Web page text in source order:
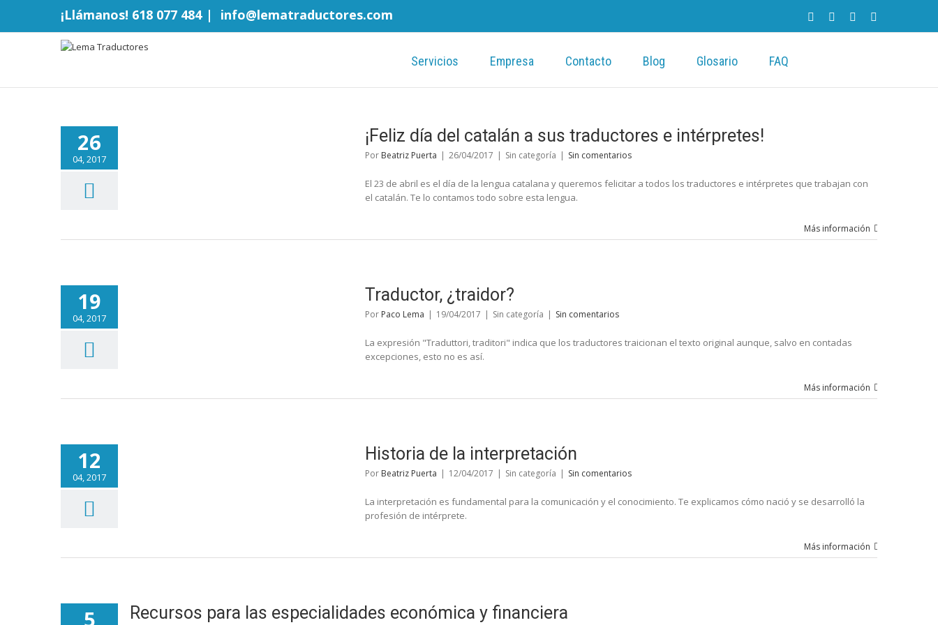
¡Llámanos! 618 077 484 | info@lematraductores.com
Servicios Empresa Contacto Blog Glosario FAQ
26
04, 2017
¡Feliz día del catalán a sus traductores e intérpretes!
Por Beatriz Puerta | 26/04/2017 | Sin categoría | Sin comentarios
El 23 de abril es el día de la lengua catalana y queremos felicitar a todos los traductores e intérpretes que trabajan con
el catalán. Te lo contamos todo sobre esta lengua.
Más información
19
04, 2017
Traductor, ¿traidor?
Por Paco Lema | 19/04/2017 | Sin categoría | Sin comentarios
La expresión "Traduttori, traditori" indica que los traductores traicionan el texto original aunque, salvo en contadas
excepciones, esto no es así.
Más información
12
04, 2017
Historia de la interpretación
Por Beatriz Puerta | 12/04/2017 | Sin categoría | Sin comentarios
La interpretación es fundamental para la comunicación y el conocimiento. Te explicamos cómo nació y se desarrolló la
profesión de intérprete.
Más información
5 Recursos para las especialidades económica y financiera